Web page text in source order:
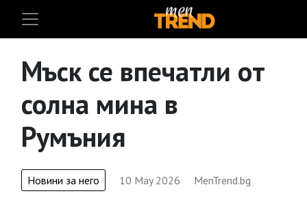
Мъск се впечатли от
солна мина в
Румъния
Новини за него 10 May 2026 MenTrend.bg